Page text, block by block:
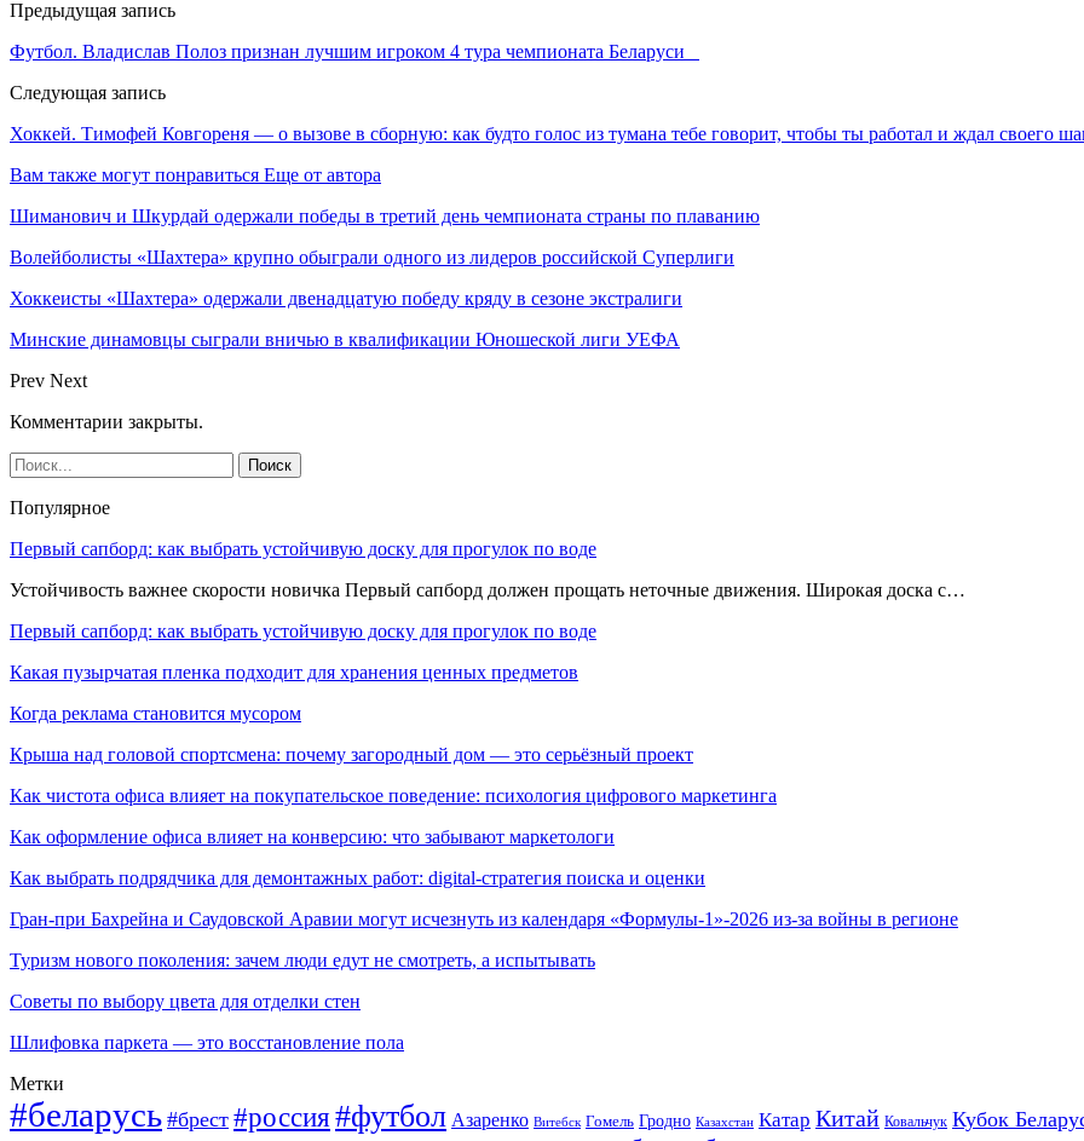
Предыдущая запись
Футбол. Владислав Полоз признан лучшим игроком 4 тура чемпионата Беларуси
Следующая запись
Хоккей. Тимофей Ковгореня — о вызове в сборную: как будто голос из тумана тебе говорит, чтобы ты работал и ждал своего
Вам также могут понравиться Еще от автора
Шиманович и Шкурдай одержали победы в третий день чемпионата страны по плаванию
Волейболисты «Шахтера» крупно обыграли одного из лидеров российской Суперлиги
Хоккеисты «Шахтера» одержали двенадцатую победу кряду в сезоне экстралиги
Минские динамовцы сыграли вничью в квалификации Юношеской лиги УЕФА
Prev Next
Комментарии закрыты.
Популярное
Первый сапборд: как выбрать устойчивую доску для прогулок по воде
Устойчивость важнее скорости новичка Первый сапборд должен прощать неточные движения. Широкая доска с…
Первый сапборд: как выбрать устойчивую доску для прогулок по воде
Какая пузырчатая пленка подходит для хранения ценных предметов
Когда реклама становится мусором
Крыша над головой спортсмена: почему загородный дом — это серьёзный проект
Как чистота офиса влияет на покупательское поведение: психология цифрового маркетинга
Как оформление офиса влияет на конверсию: что забывают маркетологи
Как выбрать подрядчика для демонтажных работ: digital-стратегия поиска и оценки
Гран-при Бахрейна и Саудовской Аравии могут исчезнуть из календаря «Формулы-1»-2026 из-за войны в регионе
Туризм нового поколения: зачем люди едут не смотреть, а испытывать
Советы по выбору цвета для отделки стен
Шлифовка паркета — это восстановление пола
Метки
#беларусь #брест #россия#футбол Азаренко Витебск Гомель Гродно Казахстан Катар Китай Ковальчук Кубок